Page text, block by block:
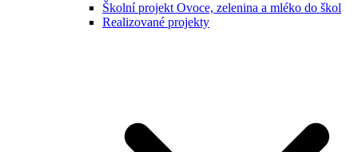
Školní projekt Ovoce, zelenina a mléko do škol
Realizované projekty